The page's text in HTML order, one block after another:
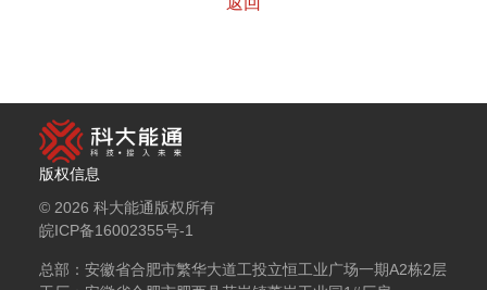
版权信息
© 2026 科大能通版权所有
皖ICP备16002355号-1
总部： 安徽省合肥市繁华大道工投立恒工业广场一期A2栋2层